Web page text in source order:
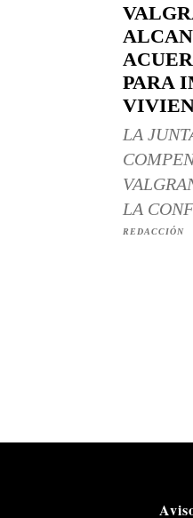
PARA
LA
LA
REDACCIÓN